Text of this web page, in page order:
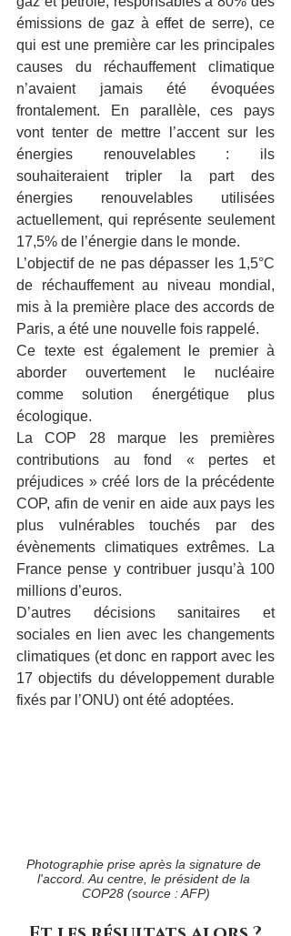
émissions de gaz à effet de serre), ce
qui est une première car les principales
causes du réchauffement climatique
n’avaient jamais été évoquées
frontalement. En parallèle, ces pays
vont tenter de mettre l’accent sur les
énergies renouvelables : ils
souhaiteraient tripler la part des
énergies renouvelables utilisées
actuellement, qui représente seulement
17,5% de l’énergie dans le monde.
L’objectif de ne pas dépasser les 1,5°C
de réchauffement au niveau mondial,
mis à la première place des accords de
Paris, a été une nouvelle fois rappelé.
Ce texte est également le premier à
aborder ouvertement le nucléaire
comme solution énergétique plus
écologique.
La COP 28 marque les premières
contributions au fond « pertes et
préjudices » créé lors de la précédente
COP, afin de venir en aide aux pays les
plus vulnérables touchés par des
évènements climatiques extrêmes. La
France pense y contribuer jusqu’à 100
millions d’euros.
D’autres décisions sanitaires et
sociales en lien avec les changements
climatiques (et donc en rapport avec les
17 objectifs du développement durable
fixés par l’ONU) ont été adoptées.
Photographie prise après la signature de
l'accord. Au centre, le président de la
COP28 (source : AFP)